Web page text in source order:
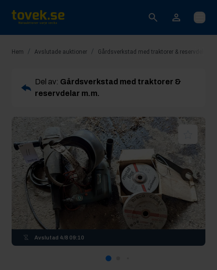
Öppna
Hem / Avslutade auktioner / Gårdsverkstad med traktorer & reservdelar
Del av: Gårdsverkstad med traktorer &
reservdelar m.m.
Avslutad 4/8 09:10